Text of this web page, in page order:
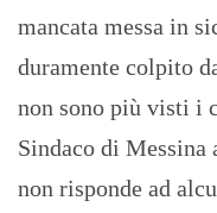
mancata messa in
duramente colpito
non sono più visti i
Sindaco di Messina
non risponde ad